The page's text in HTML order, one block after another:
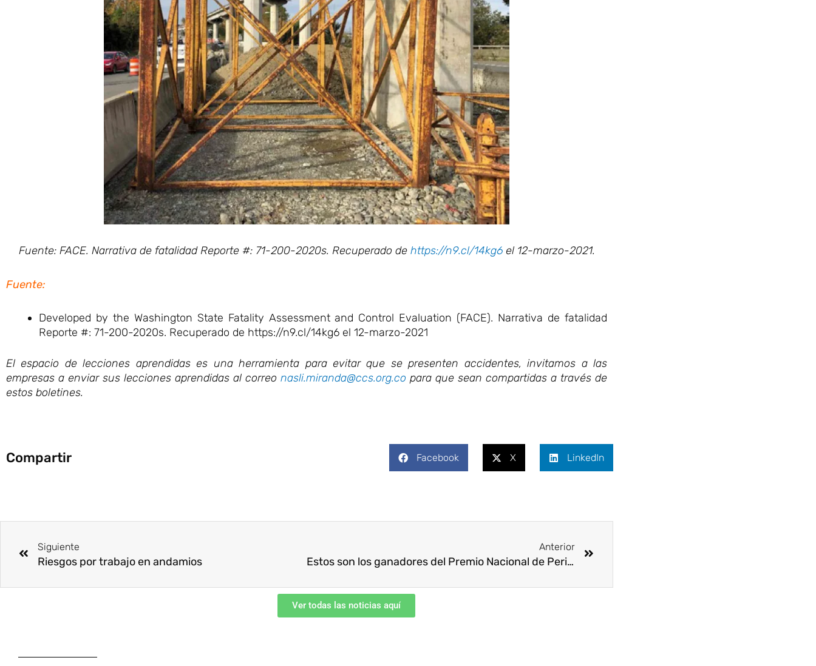
Fuente: FACE. Narrativa de fatalidad Reporte #: 71-200-2020s. Recuperado de https://n9.cl/14kg6el 12-marzo-2021.
Fuente:
Developed by the Washington State Fatality Assessment and Control Evaluation (FACE). Narrativa de fatalidad
Reporte #: 71-200-2020s. Recuperado de https://n9.cl/14kg6 el 12-marzo-2021
El espacio de lecciones aprendidas es una herramienta para evitar que se presenten accidentes, invitamos a las
empresas a enviar sus lecciones aprendidas al correo nasli.miranda@ccs.org.co para que sean compartidas a través de
estos boletines.
Compartir Facebook X LinkedIn
Siguiente
Riesgos por trabajo en andamios
Anterior
Estos son los ganadores del Premio Nacional de Periodismo ‘Armando Devia Moncaleano’ a la gestión de riesgos
Ver todas las noticias aquí